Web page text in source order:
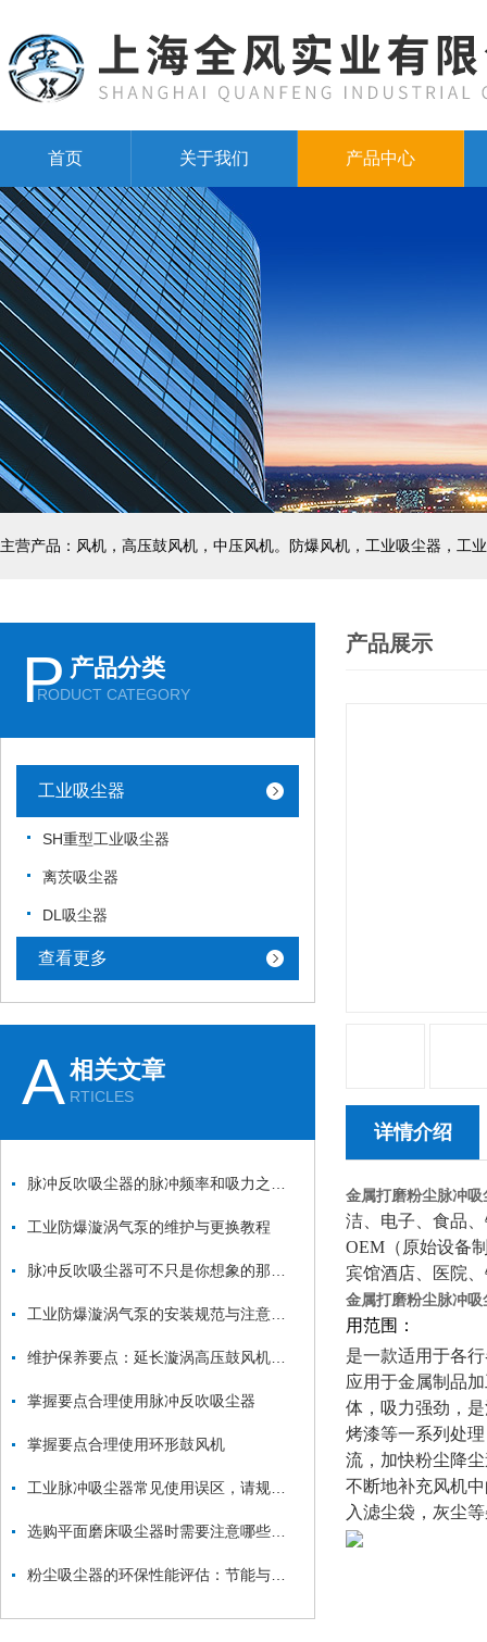
首页 关于我们 产品中心
主营产品：风机，高压鼓风机，中压风机。防爆风机，工业吸尘器，工
P 产品分类
RODUCT CATEGORY
工业吸尘器
SH重型工业吸尘器
离茨吸尘器
DL吸尘器
查看更多
A相关文章
RTICLES
工业防爆漩涡气泵的维护与更换教程
掌握要点合理使用脉冲反吹吸尘器
掌握要点合理使用环形鼓风机
产品展示
详情介绍
金属打磨粉尘脉冲吸
洁、电子、食品
OEM（原始设备
宾馆酒店、医院
金属打磨粉尘脉冲吸
用范围：
是一款适用于各
应用于金属制品
体，吸力强劲，
烤漆等一系列处
流，加快粉尘降
不断地补充风机
入滤尘袋，灰尘